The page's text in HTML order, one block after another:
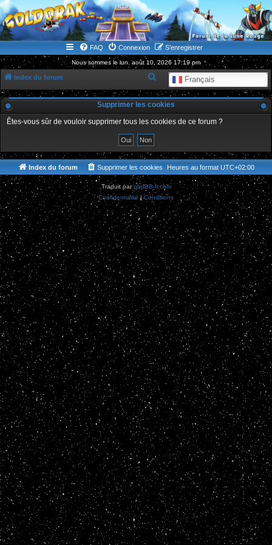
WWW.GOLDORAKGO.COM
le site de la Lune Rouge
FAQ Connexion S’enregistrer
Nous sommes le lun. août 10, 2026 17:19 pm
Index du forum Français
e
c
h
h
e
r
Supprimer les cookies
Êtes-vous sûr de vouloir supprimer tous les cookies de ce forum ?
Index du forum Heures au format UTC+02:00
Supprimer les cookies
Traduit parphpBB-fr.com
Confidentialité|Conditions